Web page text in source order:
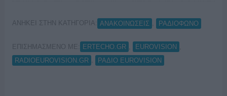
ΑΝΗΚΕΙ ΣΤΗΝ ΚΑΤΗΓΟΡΙΑ: ΑΝΑΚΟΙΝΩΣΕΙΣ ΡΑΔΙΟΦΩΝΟ
ΕΠΙΣΗΜΑΣΜΕΝΟ ΜΕ: ERTECHO.GR EUROVISION
RADIOEUROVISION.GR
ΡΑΔΙΟ EUROVISION